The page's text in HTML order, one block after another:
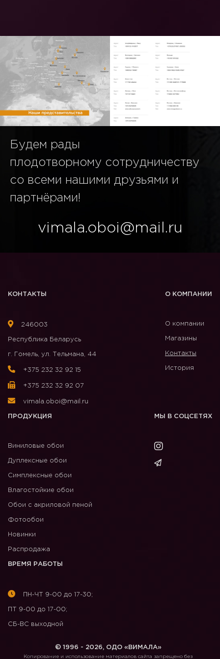
Будем рады
плодотворному сотрудничеству
со всеми нашими друзьями и
партнёрами!
vimala.oboi@mail.ru
КОНТАКТЫ
246003
Республика Беларусь
г. Гомель, ул. Тельмана, 44
+375 232 32 92 15
+375 232 32 92 07
vimala.oboi@mail.ru
О КОМПАНИИ
О компании
Магазины
Контакты
История
ПРОДУКЦИЯ
Виниловые обои
Дуплексные обои
Симплексные обои
Влагостойкие обои
Обои с акриловой пеной
Фотообои
Новинки
Распродажа
МЫ В СОЦСЕТЯХ
ВРЕМЯ РАБОТЫ
ПН-ЧТ 9-00 до 17-30;
ПТ 9-00 до 17-00;
СБ-ВС выходной
© 1996 - 2026, ОДО «ВИМАЛА»
Копирование и использование материалов сайта запрещено без